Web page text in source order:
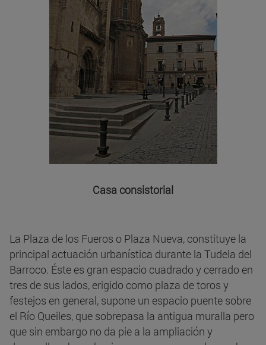
Casa consistorial
La Plaza de los Fueros o Plaza Nueva, constituye la
principal actuación urbanística durante la Tudela del
Barroco. Éste es gran espacio cuadrado y cerrado en
tres de sus lados, erigido como plaza de toros y
festejos en general, supone un espacio puente sobre
el Río Queiles, que sobrepasa la antigua muralla pero
que sin embargo no da pie a la ampliación y